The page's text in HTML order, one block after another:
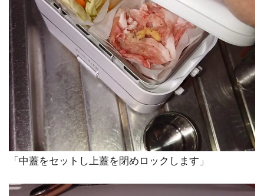
「中蓋をセットし上蓋を閉めロックします」